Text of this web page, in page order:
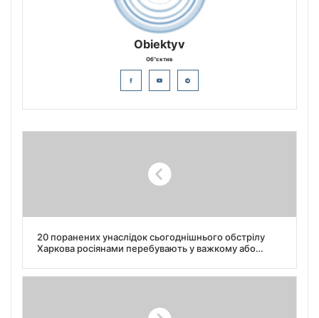
Obiektyv
Об"єктив
20 поранених унаслідок сьогоднішнього обстрілу
Харкова росіянами перебувають у важкому або
Синєгубов.